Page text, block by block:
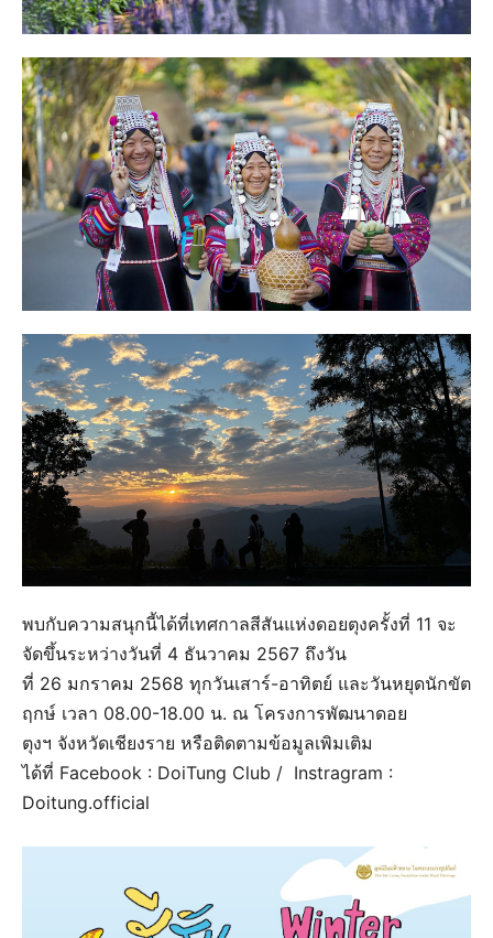
พบกับความสนุกนี้ได้ที่เทศกาลสีสันแห่งดอยตุงครั้งที่ 11 จะ
จัดขึ้นระหว่างวันที่ 4 ธันวาคม 2567 ถึงวัน
ที่ 26 มกราคม 2568 ทุกวันเสาร์-อาทิตย์ และวันหยุดนักขัต
ฤกษ์ เวลา 08.00-18.00 น. ณ โครงการพัฒนาดอย
ตุงฯ จังหวัดเชียงราย หรือติดตามข้อมูลเพิมเติม
ได้ที่ Facebook : DoiTung Club / Instragram :
Doitung.official